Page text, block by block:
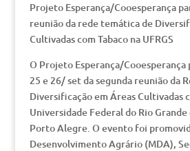
Projeto Esperança/Cooesperança
reunião da rede temática de
Cultivadas com Tabaco na UFRGS
O Projeto Esperança/Cooesperança
25 e 26/ set da segunda reunião da
Diversificação em Áreas Cultivadas
Universidade Federal do Rio Grande
Porto Alegre. O evento foi
Desenvolvimento Agrário (MDA),